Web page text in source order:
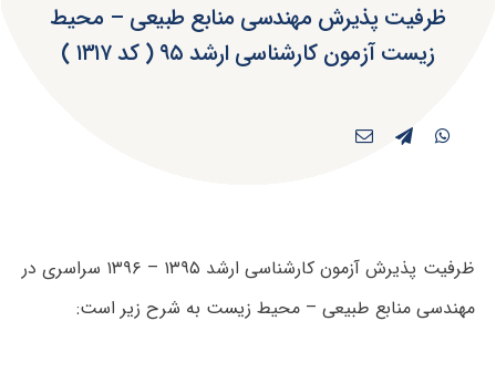
ظرفیت پذیرش مهندسی منابع طبیعی – محیط
زیست آزمون کارشناسی ارشد ۹۵ ( کد ۱۳۱۷ )
ظرفیت پذیرش آزمون کارشناسی ارشد ۱۳۹۵ – ۱۳۹۶ سراسری در
مهندسی منابع طبیعی – محیط زیست به شرح زیر است: